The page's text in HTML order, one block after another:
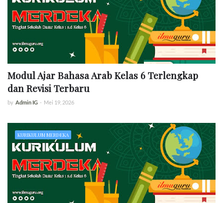
Modul Ajar Bahasa Arab Kelas 6 Terlengkap
dan Revisi Terbaru
by Admin IG - Mei 19, 2026
KURIKULUM MERDEKA